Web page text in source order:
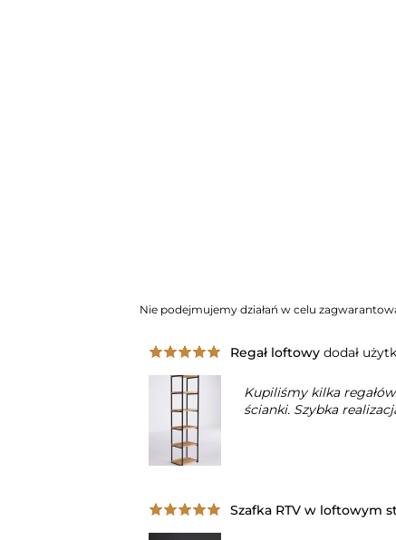
Nie podejmujemy działań w celu
Regał loftowy dodał
Kupiliśmy kilka
ścianki. Szybka
Szafka RTV w loftowym